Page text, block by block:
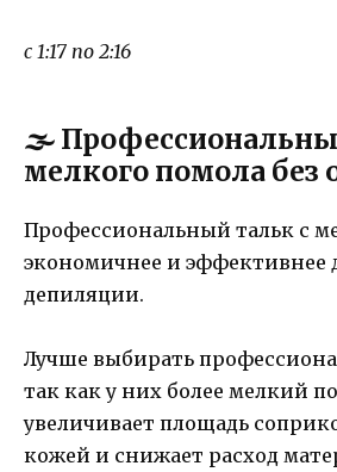
с 1:17 по 2:16
🌫️
мелкого помола без
Профессиональный тальк с
экономичнее и эффективнее
депиляции.
Лучше выбирать
так как у них более мелкий
увеличивает площадь
кожей и снижает расход